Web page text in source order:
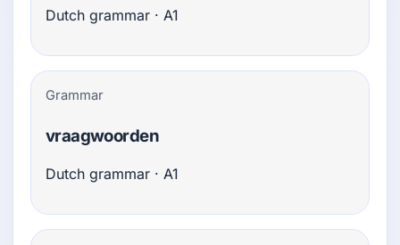
Dutch grammar · A1
Grammar
vraagwoorden
Dutch grammar · A1